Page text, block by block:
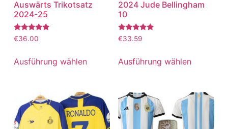
Auswärts Trikotsatz
2024-25
Bewertet
mit
von 5
€36.00
Ausführung wählen
2024 Jude Bellingham
10
Bewertet
mit
von 5
€33.59
Ausführung wählen